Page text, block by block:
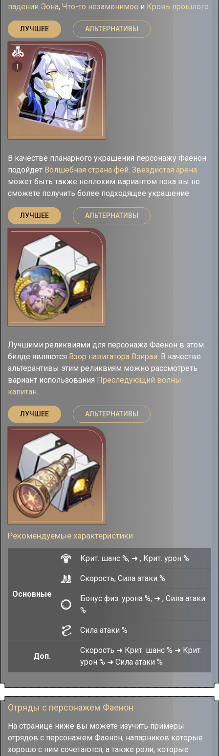
падении Эона, Что-то незаменимое и Кровь прошлого.
ЛУЧШЕЕ АЛЬТЕРНАТИВЫ
I
В качестве планарного украшения персонажу Фаенон
подойдет Волшебная страна фей. Звездистая арена
может быть также неплохим вариантом пока вы не
сможете получить более подходящее украшение.
ЛУЧШЕЕ АЛЬТЕРНАТИВЫ
Лучшими реликвиями для персонажа Фаенон в этом
билде являются Взор навигатора Взираи. В качестве
альтерантивы этим реликвиям можно рассмотреть
вариант использования Преследующий волны
капитан.
ЛУЧШЕЕ АЛЬТЕРНАТИВЫ
Рекомендуемые характеристики
Основные
Крит. шанс %, ➜ , Крит. урон %
Скорость, Сила атаки %
Бонус физ. урона %, ➜ , Сила атаки
%
Сила атаки %
Доп.
Скорость ➜ Крит. шанс % ➜ Крит.
урон % ➜ Сила атаки %
Отряды с персонажем Фаенон
На странице ниже вы можете изучить примеры
отрядов с персонажем Фаенон, напарников которые
хорошо с ним сочетаются, а также роли, которые